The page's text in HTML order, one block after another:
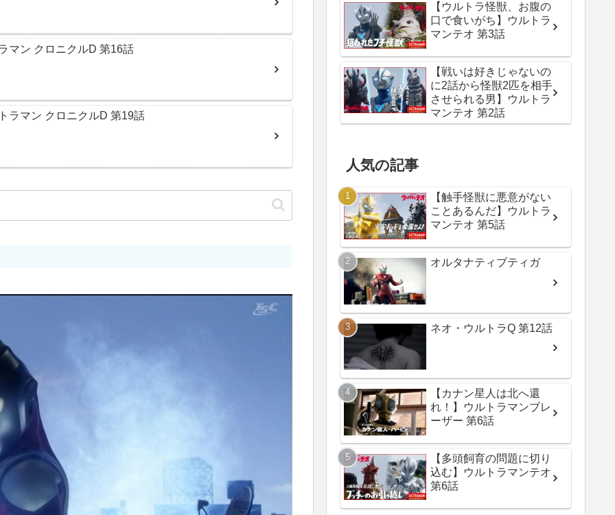
マン クロニクルD 第16話
ラマン クロニクルD 第19話
【ウルトラ怪獣、お腹の
口で食いがち】ウルトラ
マンテオ 第3話
【戦いは好きじゃないの
に2話から怪獣2匹を相手
させられる男】ウルトラ
マンテオ 第2話
人気の記事
【触手怪獣に悪意がない
ことあるんだ】ウルトラ
マンテオ 第5話
オルタナティブティガ
ネオ・ウルトラQ 第12話
【カナン星人は北へ還
れ！】ウルトラマンブレ
ーザー 第6話
【多頭飼育の問題に切り
込む】ウルトラマンテオ
第6話